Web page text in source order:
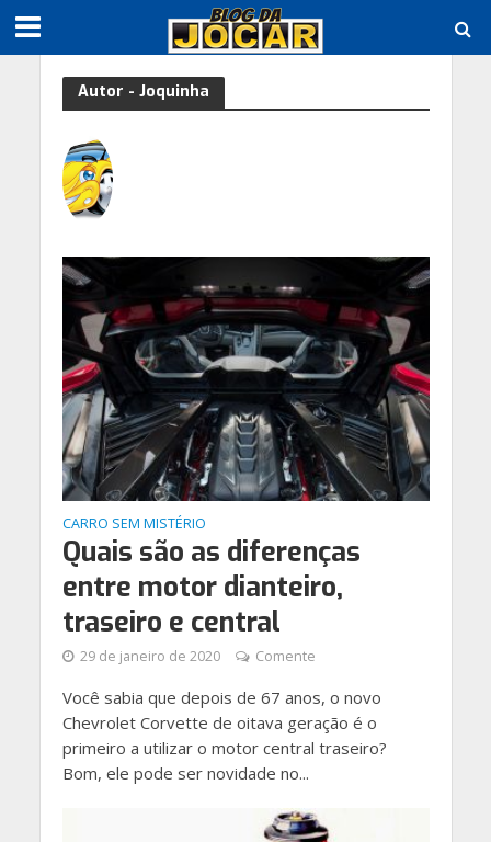
Autor - Joquinha
CARRO SEM MISTÉRIO
Quais são as diferenças
entre motor dianteiro,
traseiro e central
29 de janeiro de 2020 Comente
Você sabia que depois de 67 anos, o novo
Chevrolet Corvette de oitava geração é o
primeiro a utilizar o motor central traseiro?
Bom, ele pode ser novidade no...